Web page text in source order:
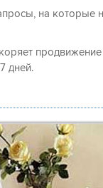
на которые
дней.